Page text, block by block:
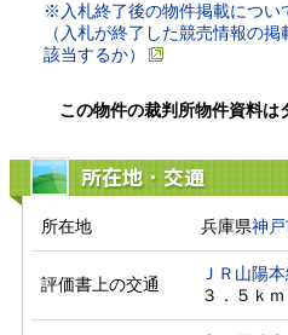
※入札終了後の物件掲載につい
（入札が終了した競売情報の
該当するか）
この物件の裁判所物件資料は
所在地・交通
所在地 兵庫県神
評価書上の交通
ＪＲ山陽
３．５ｋ